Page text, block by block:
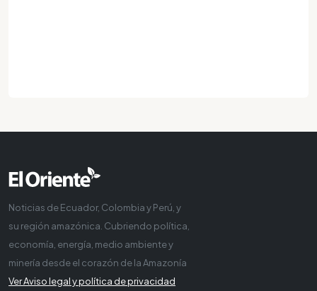
Noticias de Ecuador, Colombia y Perú, y
su región amazónica. Cubriendo política,
economía, energía, medio ambiente y
minería desde el corazón de la Amazonía
Ver Aviso legal y política de privacidad